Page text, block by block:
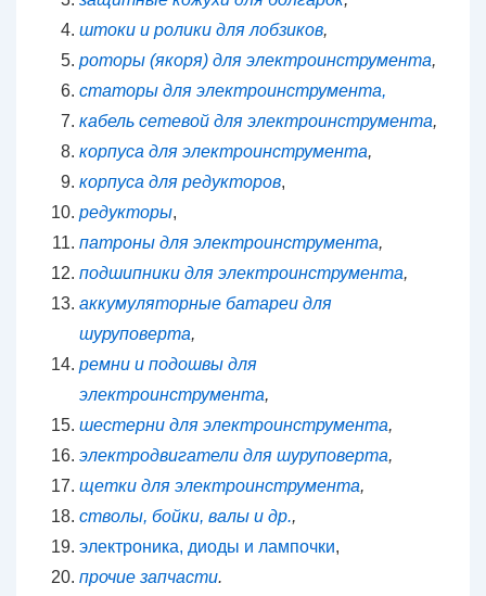
штоки и ролики для лобзиков,
роторы (якоря) для электроинструмента,
статоры для электроинструмента,
кабель сетевой для электроинструмента,
корпуса для электроинструмента,
корпуса для редукторов,
редукторы,
патроны для электроинструмента,
подшипники для электроинструмента,
аккумуляторные батареи для
шуруповерта,
ремни и подошвы для
электроинструмента,
шестерни для электроинструмента,
электродвигатели для шуруповерта,
щетки для электроинструмента,
стволы, бойки, валы и др.,
электроника, диоды и лампочки,
прочие запчасти.